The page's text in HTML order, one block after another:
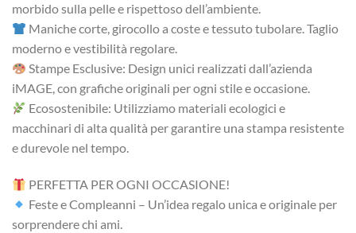
morbido sulla pelle e rispettoso dell’ambiente.
Maniche corte, girocollo a coste e tessuto tubolare. Taglio
moderno e vestibilità regolare.
Stampe Esclusive: Design unici realizzati dall’azienda
iMAGE, con grafiche originali per ogni stile e occasione.
Ecosostenibile: Utilizziamo materiali ecologici e
macchinari di alta qualità per garantire una stampa resistente
e durevole nel tempo.
PERFETTA PER OGNI OCCASIONE!
Feste e Compleanni – Un’idea regalo unica e originale per
sorprendere chi ami.